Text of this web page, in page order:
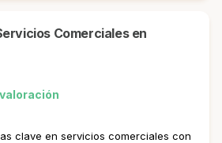
clave en servicios comerciales con